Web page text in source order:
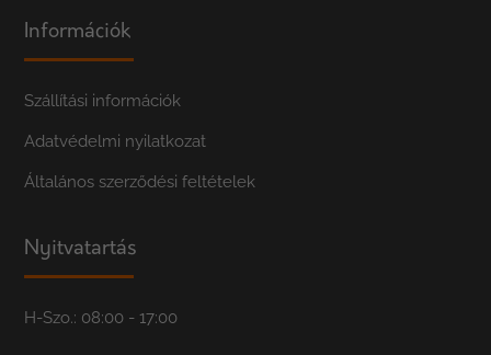
Információk
Szállítási információk
Adatvédelmi nyilatkozat
Általános szerződési feltételek
Nyitvatartás
H-Szo.: 08:00 - 17:00